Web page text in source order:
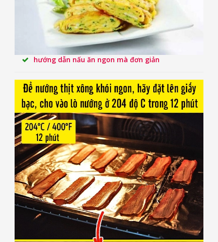
hướng dẫn nấu ăn ngon mà đơn giản